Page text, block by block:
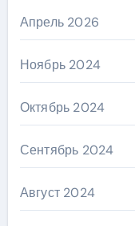
Апрель 2026
Ноябрь 2024
Октябрь 2024
Сентябрь 2024
Август 2024